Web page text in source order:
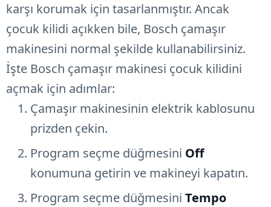
karşı korumak için tasarlanmıştır. Ancak
çocuk kilidi açıkken bile, Bosch çamaşır
makinesini normal şekilde kullanabilirsiniz.
İşte Bosch çamaşır makinesi çocuk kilidini
açmak için adımlar:
Çamaşır makinesinin elektrik kablosunu
prizden çekin.
Program seçme düğmesini Off
konumuna getirin ve makineyi kapatın.
Program seçme düğmesini Tempo